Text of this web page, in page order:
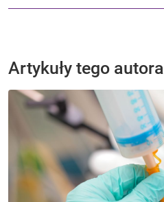
Artykuły tego autora